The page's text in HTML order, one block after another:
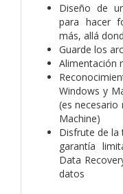
Diseño de
para hacer
más, allá
Guarde los
Alimentación
Windows y
(es
Machine)
Disfrute de la
garantía
Data
datos